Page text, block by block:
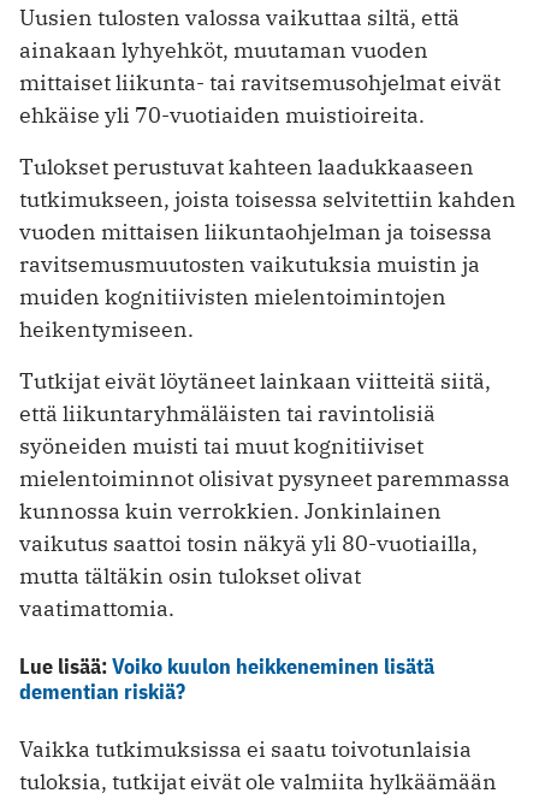
Uusien tulosten valossa vaikuttaa siltä, että
ainakaan lyhyehköt, muutaman vuoden
mittaiset liikunta- tai ravitsemusohjelmat eivät
ehkäise yli 70-vuotiaiden muistioireita.
Tulokset perustuvat kahteen laadukkaaseen
tutkimukseen, joista toisessa selvitettiin kahden
vuoden mittaisen liikuntaohjelman ja toisessa
ravitsemusmuutosten vaikutuksia muistin ja
muiden kognitiivisten mielentoimintojen
heikentymiseen.
Tutkijat eivät löytäneet lainkaan viitteitä siitä,
että liikuntaryhmäläisten tai ravintolisiä
syöneiden muisti tai muut kognitiiviset
mielentoiminnot olisivat pysyneet paremmassa
kunnossa kuin verrokkien. Jonkinlainen
vaikutus saattoi tosin näkyä yli 80-vuotiailla,
mutta tältäkin osin tulokset olivat
vaatimattomia.
Lue lisää:Voiko kuulon heikkeneminen lisätä
dementian riskiä?
Vaikka tutkimuksissa ei saatu toivotunlaisia
tuloksia, tutkijat eivät ole valmiita hylkäämään